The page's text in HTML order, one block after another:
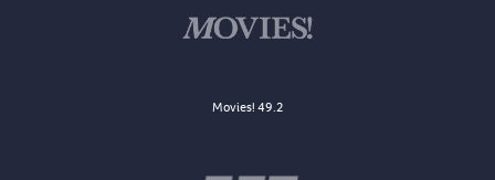
Movies! 49.2